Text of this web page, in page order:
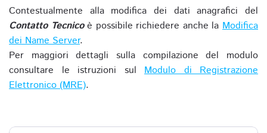
Contestualmente alla modifica dei dati anagrafici del
Contatto Tecnicoè possibile richiedere anche laModifica
dei Name Server.
Per maggiori dettagli sulla compilazione del modulo
consultare le istruzioni sul Modulo di Registrazione
Elettronico (MRE).